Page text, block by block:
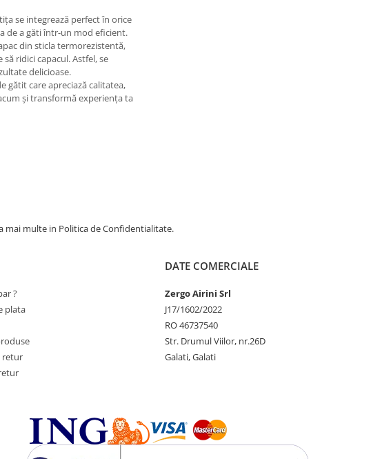
se integrează perfect în orice
de a găti într-un mod eficient.
din sticla termorezistentă,
ridici capacul. Astfel, se
delicioase.
gătit care apreciază calitatea,
și transformă experiența ta
mai multe in Politica de Confidentialitate.
?
plata
retur
DATE COMERCIALE
Zergo Airini Srl
J17/1602/2022
RO 46737540
Str. Drumul Viilor, nr.26D
Galati, Galati